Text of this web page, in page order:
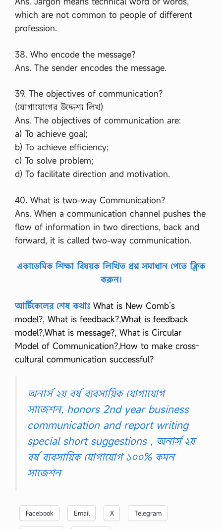
which are not common to people of different
profession.
38. Who encode the message?
Ans. The sender encodes the message.
39. The objectives of communication?
(যোগাযোগের উদ্দেশ্য লিখ)
Ans. The objectives of communication are:
a) To achieve goal;
b) To achieve efficiency;
c) To solve problem;
d) To facilitate direction and motivation.
40. What is two-way Communication?
Ans. When a communication channel pushes the
flow of information in two directions, back and
forward, it is called two-way communication.
একাডেমিক শিক্ষা বিষয়ক লিখিত প্রশ্ন সমাধান পেতে ক্লিক
করুন।
আর্টিকেলের শেষ কথাঃ What is New Comb’s
model?, What is feedback?,What is feedback
model?,What is message?, What is Circular
Model of Communication?,How to make cross-
cultural communication successful?
অনার্স ২য় বর্ষ ব্যবসায়িক যোগাযোগ
সাজেশন, honors 2nd year business
communication and report writing
special short suggestions , অনার্স ২য়
বর্ষ ব্যবসায়িক যোগাযোগ ১০০% কমন
সাজেশন
Facebook Email X Telegram